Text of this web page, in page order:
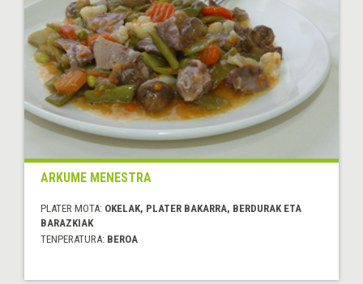
ARKUME MENESTRA
PLATER MOTA: OKELAK, PLATER BAKARRA, BERDURAK ETA
BARAZKIAK
TENPERATURA: BEROA